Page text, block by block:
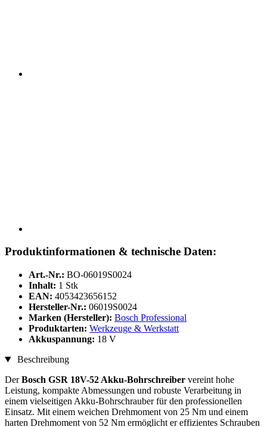
Produktinformationen & technische Daten:
Art.-Nr.: BO-06019S0024
Inhalt: 1 Stk
EAN: 4053423656152
Hersteller-Nr.: 06019S0024
Marken (Hersteller): Bosch Professional
Produktarten: Werkzeuge & Werkstatt
Akkuspannung: 18 V
Beschreibung
DerBosch GSR 18V-52 Akku-Bohrschreiber vereint hohe
Leistung, kompakte Abmessungen und robuste Verarbeitung in
einem vielseitigen Akku-Bohrschrauber für den professionellen
Einsatz. Mit einem weichen Drehmoment von 25 Nm und einem
harten Drehmoment von 52 Nm ermöglicht er effizientes Schrauben